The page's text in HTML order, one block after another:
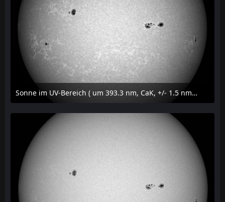
Sonne im UV-Bereich ( um 393.3 nm, CaK, +/- 1.5 nm) am 23. Juli 2026 um 16:15 MESZ
24. Juli 2026 um 20:42